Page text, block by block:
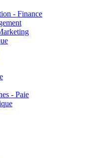
- Finance
- Paie